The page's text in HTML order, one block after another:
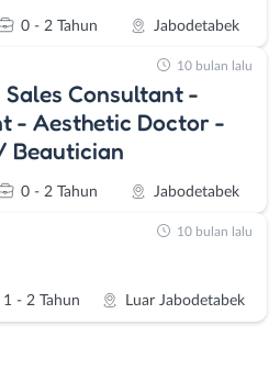
0 - 2 Tahun Jabodetabek
Consultant -
- Aesthetic Doctor -
Beautician
0 - 2 Tahun Jabodetabek
10 bulan lalu
1 - 2 Tahun Luar Jabodetabek
10 bulan lalu